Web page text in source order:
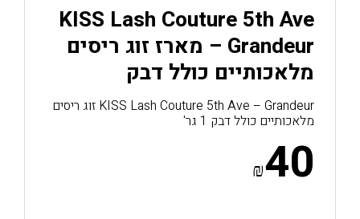
KISS Lash Couture 5th Ave
– Grandeur מארז זוג ריסים
מלאכותיים כולל דבק
KISS Lash Couture 5th Ave – Grandeur זוג ריסים
מלאכותיים כולל דבק 1 גר'
₪40